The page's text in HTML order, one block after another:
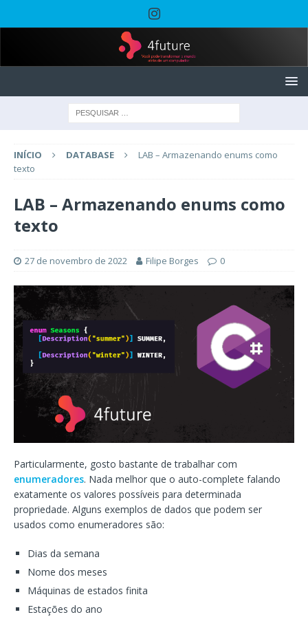
INÍCIO DATABASE
LAB – Armazenando enums como
texto
LAB – Armazenando enums como
texto
27 de novembro de 2022 Filipe Borges 0
Particularmente, gosto bastante de trabalhar com
enumeradores. Nada melhor que o auto-complete falando
exatamente os valores possíveis para determinada
propriedade. Alguns exemplos de dados que podem ser
usados como enumeradores são:
Dias da semana
Nome dos meses
Máquinas de estados finita
Estações do ano